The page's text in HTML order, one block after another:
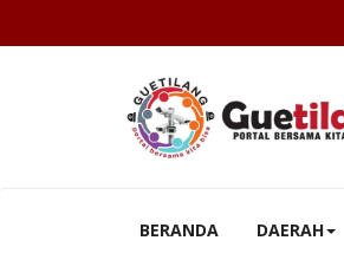
BERANDA DAERAH